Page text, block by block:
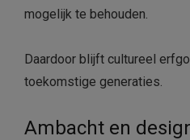
mogelijk te behouden.
Daardoor blijft cultureel
toekomstige generaties.
Ambacht en